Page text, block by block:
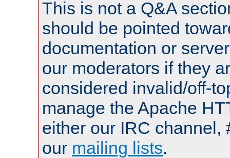
This is not a Q&A
should be pointed
documentation or
our moderators if they
considered invalid/off-
manage the Apache
either our IRC channel,
our mailing lists.